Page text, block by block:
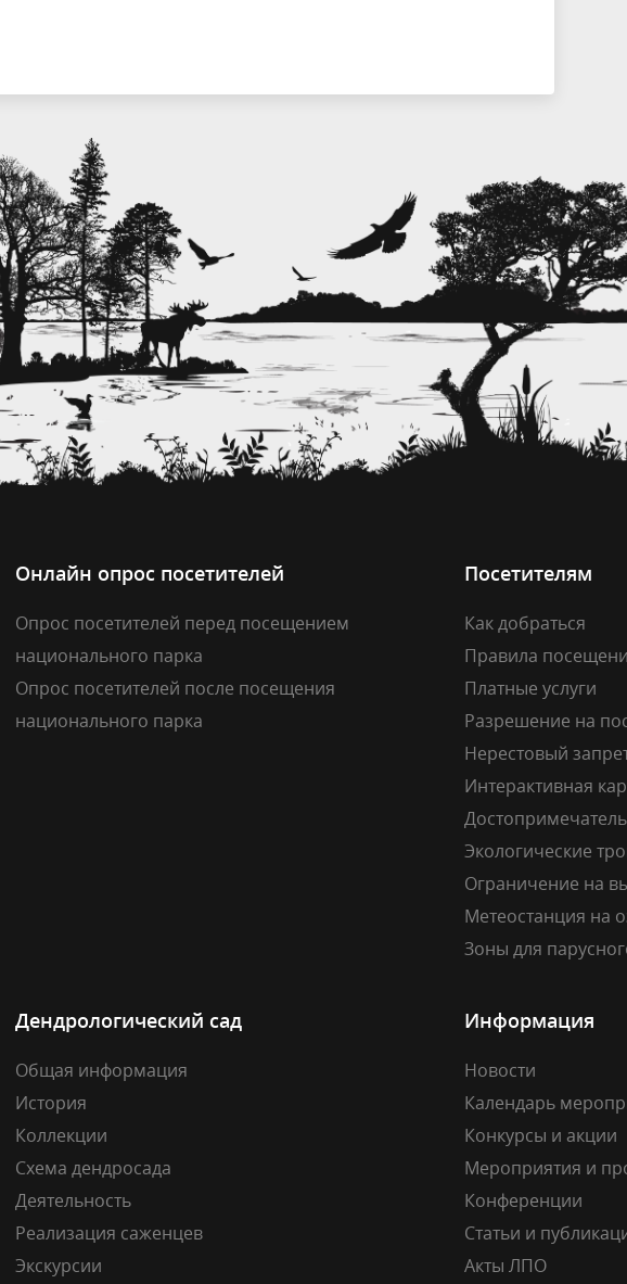
Онлайн опрос посетителей
Опрос посетителей перед посещением
национального парка
Опрос посетителей после посещения
национального парка
Посетителям
Как добраться
Правила
Платные услуги
Разрешение на
Нерестовый
Интерактивная
Экологические
Ограничение на
Метеостанция на
Зоны для
Дендрологический сад
Общая информация
История
Коллекции
Схема дендросада
Деятельность
Реализация саженцев
Экскурсии
Информация
Новости
Календарь
Конкурсы и акции
Мероприятия и
Конференции
Статьи и
Акты ЛПО